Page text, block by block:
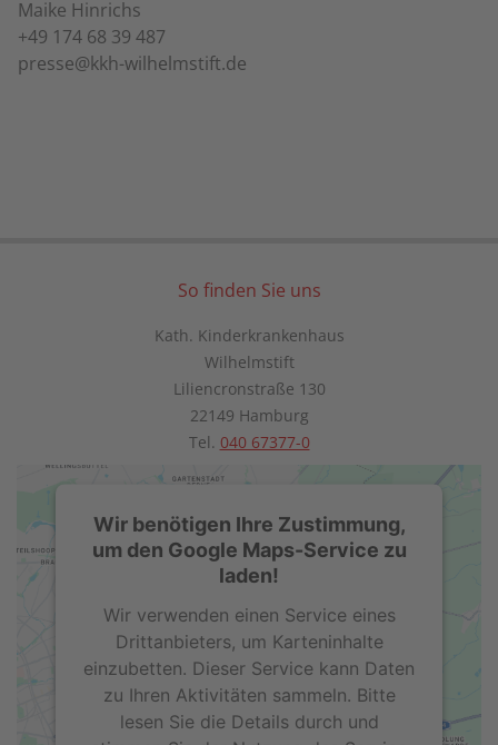
Maike Hinrichs
+49 174 68 39 487
presse@kkh-wilhelmstift.de
So finden Sie uns
Kath. Kinderkrankenhaus
Wilhelmstift
Liliencronstraße 130
22149 Hamburg
Tel. 040 67377-0
Wir benötigen Ihre Zustimmung,
um den Google Maps-Service zu
laden!
Wir verwenden einen Service eines
Drittanbieters, um Karteninhalte
einzubetten. Dieser Service kann Daten
zu Ihren Aktivitäten sammeln. Bitte
lesen Sie die Details durch und